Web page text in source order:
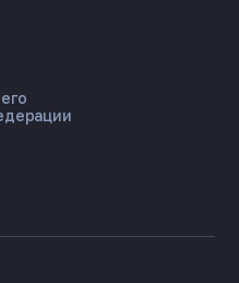
КГЭУ
Приёмная комиссия